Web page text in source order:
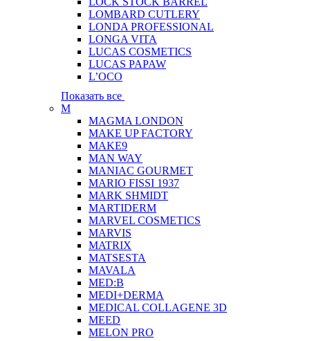
LOMBARD CUTLERY
LONDA PROFESSIONAL
LONGA VITA
LUCAS COSMETICS
LUCAS PAPAW
L’OCO
Показать все
M
MAGMA LONDON
MAKE UP FACTORY
MAKE9
MAN WAY
MANIAC GOURMET
MARIO FISSI 1937
MARK SHMIDT
MARTIDERM
MARVEL COSMETICS
MARVIS
MATRIX
MATSESTA
MAVALA
MED:B
MEDI+DERMA
MEDICAL COLLAGENE 3D
MEED
MELON PRO